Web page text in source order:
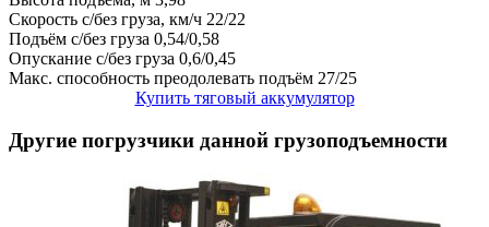
Скорость с/без груза, км/ч 22/22
Подъём с/без груза 0,54/0,58
Опускание с/без груза 0,6/0,45
Макс. способность преодолевать подъём 27/25
Купить тяговый аккумулятор
Другие погрузчики данной грузоподъемности